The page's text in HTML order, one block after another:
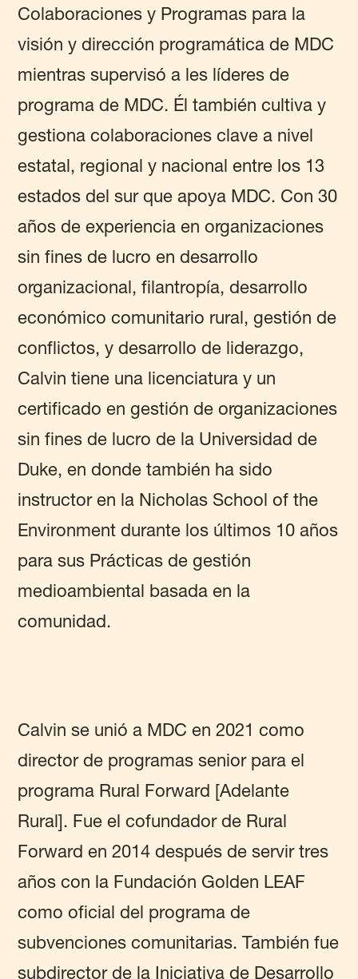
Colaboraciones y Programas para la
visión y dirección programática de MDC
mientras supervisó a les líderes de
programa de MDC. Él también cultiva y
gestiona colaboraciones clave a nivel
estatal, regional y nacional entre los 13
estados del sur que apoya MDC. Con 30
años de experiencia en organizaciones
sin fines de lucro en desarrollo
organizacional, filantropía, desarrollo
económico comunitario rural, gestión de
conflictos, y desarrollo de liderazgo,
Calvin tiene una licenciatura y un
certificado en gestión de organizaciones
sin fines de lucro de la Universidad de
Duke, en donde también ha sido
instructor en la Nicholas School of the
Environment durante los últimos 10 años
para sus Prácticas de gestión
medioambiental basada en la
comunidad.
Calvin se unió a MDC en 2021 como
director de programas senior para el
programa Rural Forward [Adelante
Rural]. Fue el cofundador de Rural
Forward en 2014 después de servir tres
años con la Fundación Golden LEAF
como oficial del programa de
subvenciones comunitarias. También fue
subdirector de la Iniciativa de Desarrollo